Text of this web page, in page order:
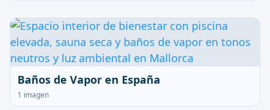
Baños de Vapor en España
1 imagen